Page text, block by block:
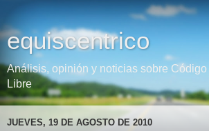
equiscentrico
Análisis, opinión y noticias sobre
Libre
JUEVES, 19 DE AGOSTO DE 2010